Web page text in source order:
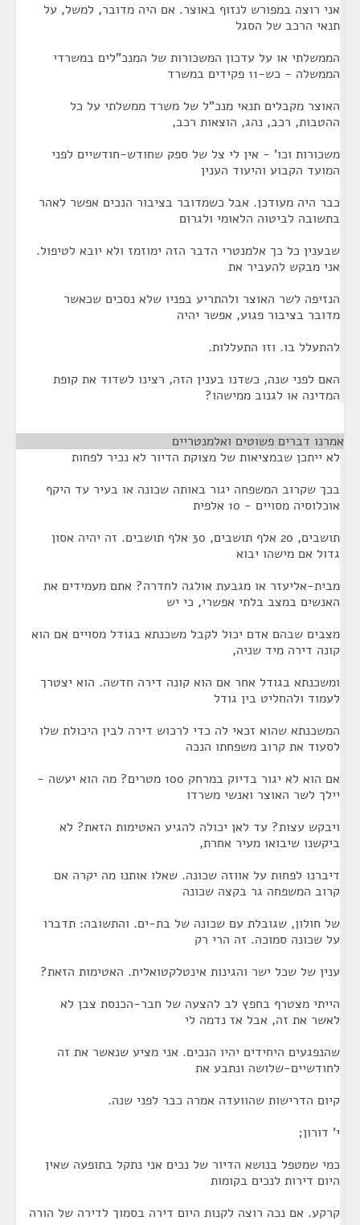
אני רוצה במפורש לנזוף באוצר. אם היה מדובר, למשל, על
תנאי הרכב של הסגל
הממשלתי או על עדכון המשכורות של המנכ"לים במשרדי
הממשלה - כש-11 פקידים במשרד
האוצר מקבלים תנאי מנכ"ל של משרד ממשלתי על כל
ההטבות, רכב, נהג, הוצאות רכב,
משכורות וכו' - אין לי צל של ספק שחודש-חודשיים לפני
המועד הקבוע והיעוד הענין
כבר היה מעודכן. אבל כשמדובר בציבור הנכים אפשר לאהר
בתשובה לביטוה הלאומי ולגרום
שבענין כל כך אלמנטרי הדבר הזה ימוזמז ולא יובא לטיפול.
אני מבקש להעביר את
הנזיפה לשר האוצר ולהתריע בפניו שלא נסכים שכאשר
מדובר בציבור פגוע, אפשר יהיה
להתעלל בו. וזו התעללות.
האם לפני שנה, כשדנו בענין הזה, רצינו לשדוד את קופת
המדינה או לגנוב ממישהו?
אמרנו דברים פשוטים ואלמנטריים
לא ייתכן שבמציאות של מצוקת הדיור לא נכיר לפחות
בכך שקרוב המשפחה יגור באותה שכונה או בעיר עד היקף
אוכלוסיה מסויים - 10 אלפית
תושבים, 20 אלף תושבים, 30 אלף תושבים. זה יהיה אסון
גדול אם מישהו יבוא
מבית-אליעזר או מגבעת אולגה לחדרה? אתם מעמידים את
האנשים במצב בלתי אפשרי, כי יש
מצבים שבהם אדם יכול לקבל משכנתא בגודל מסויים אם הוא
קונה דירה מיד שניה,
ומשכנתא בגודל אחר אם הוא קונה דירה חדשה. הוא יצטרך
לעמוד ולהחליט בין גודל
המשכנתא שהוא זכאי לה כדי לרכוש דירה לבין היכולת שלו
לסעוד את קרוב משפחתו הנכה
אם הוא לא יגור בדיוק במרחק 100 מטרים? מה הוא יעשה -
יילך לשר האוצר ואנשי משרדו
ויבקש עצות? עד לאן יכולה להגיע האטימות הזאת? לא
ביקשנו שיבואו מעיר אחרת,
דיברנו לפחות על אווזה שכונה. שאלו אותנו מה יקרה אם
קרוב המשפחה גר בקצה שכונה
של חולון, שגובלת עם שכונה של בת-ים. והתשובה: תדברו
על שכונה סמוכה. זה הרי רק
ענין של שכל ישר והגינות אינטלקטואלית. האטימות הזאת?
הייתי מצטרף בחפץ לב להצעה של חבר-הכנסת צבן לא
לאשר את זה, אבל אז נדמה לי
שהנפגעים היחידים יהיו הנכים. אני מציע שנאשר את זה
לחודשיים-שלושה ונתבע את
קיום הדרישות שהוועדה אמרה כבר לפני שנה.
י' דורון;
כמי שמטפל בנושא הדיור של נכים אני נתקל בתופעה שאין
היום דירות לנכים בקומות
קרקע. אם נכה רוצה לקנות היום דירה בסמוך לדירה של הורה